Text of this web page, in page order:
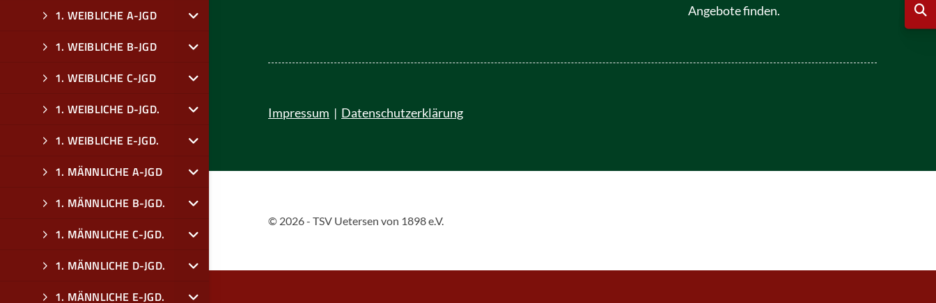
Angebote finden.
Impressum | Datenschutzerklärung
© 2026 - TSV Uetersen von 1898 e.V.
1. WEIBLICHE A-JGD
1. WEIBLICHE B-JGD
1. WEIBLICHE C-JGD
1. WEIBLICHE D-JGD.
1. WEIBLICHE E-JGD.
1. MÄNNLICHE A-JGD
1. MÄNNLICHE B-JGD.
1. MÄNNLICHE C-JGD.
1. MÄNNLICHE D-JGD.
1. MÄNNLICHE E-JGD.